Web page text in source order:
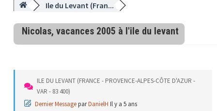
Ile du Levant (Fran...
Nicolas, vacances 2005 à l'ile du levant
ILE DU LEVANT (FRANCE - PROVENCE-ALPES-CÔTE D'AZUR -
VAR - 83 400)
Dernier MessageparDanielH Il y a 5 ans